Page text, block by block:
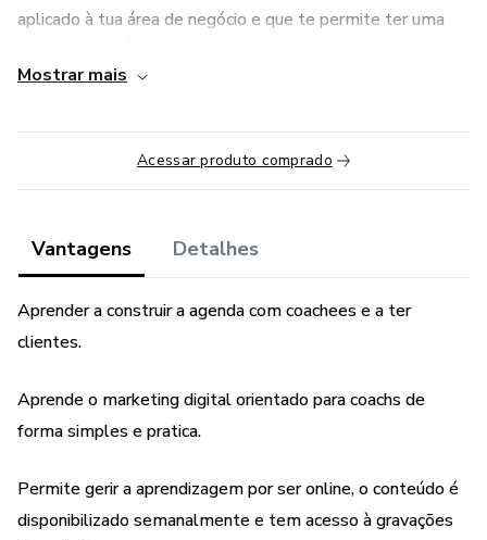
aplicado à tua área de negócio e que te permite ter uma
O curso é 100% online com Aulas ao Vivo e também
Aulas Gravadas.
Constituído por 6 módulos contendo aulas, Vídeos das
clientes, a coachees..
1 - Módulo Redes Sociais
2 - Módulo de Oferta/Avatar/Nicho e Subnicho
Mostrar mais
Acessar produto comprado
Vantagens Detalhes
Aprender a construir a agenda com coachees e a ter
clientes.
Aprende o marketing digital orientado para coachs de
forma simples e pratica.
Permite gerir a aprendizagem por ser online, o conteúdo é
disponibilizado semanalmente e tem acesso à gravações